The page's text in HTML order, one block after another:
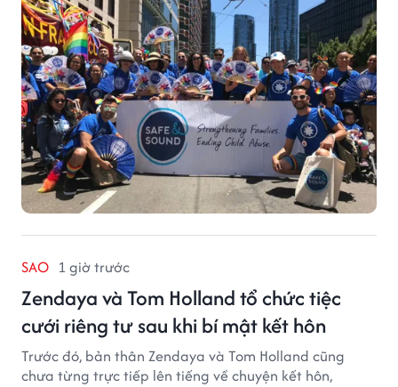
chức phi lợi nhuận tại San Francisco hoạt động trong
lĩnh vực phòng ngừa bạo hành trẻ em, hỗ trợ gia đình
và xây dựng môi trường an toàn cho trẻ em.
SAO 1 giờ trước
Zendaya và Tom Holland tổ chức tiệc
cưới riêng tư sau khi bí mật kết hôn
Trước đó, bản thân Zendaya và Tom Holland cũng
chưa từng trực tiếp lên tiếng về chuyện kết hôn,